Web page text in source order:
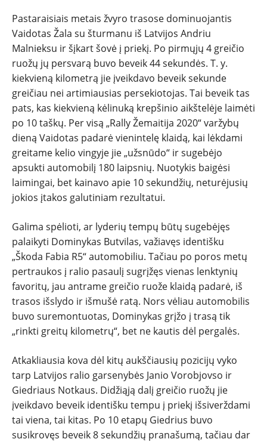
REPORTAŽAI
SPORTAS
PATARIMAI
ĮVAIRENYBĖS
Pastaraisiais metais žvyro trasose dominuojantis
Vaidotas Žala su šturmanu iš Latvijos Andriu
Malnieksu ir šįkart šovė į priekį. Po pirmųjų 4 greičio
ruožų jų persvarą buvo beveik 44 sekundės. T. y.
kiekvieną kilometrą jie įveikdavo beveik sekunde
greičiau nei artimiausias persekiotojas. Tai beveik tas
pats, kas kiekvieną kėlinuką krepšinio aikštelėje laimėti
po 10 taškų. Per visą „Rally Žemaitija 2020“ varžybų
dieną Vaidotas padarė vienintelę klaidą, kai lėkdami
greitame kelio vingyje jie „užsnūdo“ ir sugebėjo
apsukti automobilį 180 laipsnių. Nuotykis baigėsi
laimingai, bet kainavo apie 10 sekundžių, neturėjusių
jokios įtakos galutiniam rezultatui.
Galima spėlioti, ar lyderių tempų būtų sugebėjęs
palaikyti Dominykas Butvilas, važiavęs identišku
„Škoda Fabia R5“ automobiliu. Tačiau po poros metų
pertraukos į ralio pasaulį sugrįžęs vienas lenktynių
favoritų, jau antrame greičio ruože klaidą padarė, iš
trasos išslydo ir išmušė ratą. Nors vėliau automobilis
buvo suremontuotas, Dominykas grįžo į trasą tik
„rinkti greitų kilometrų“, bet ne kautis dėl pergalės.
Atkakliausia kova dėl kitų aukščiausių pozicijų vyko
tarp Latvijos ralio garsenybės Janio Vorobjovso ir
Giedriaus Notkaus. Didžiąją dalį greičio ruožų jie
įveikdavo beveik identišku tempu į priekį išsiverždami
tai viena, tai kitas. Po 10 etapų Giedrius buvo
susikrovęs beveik 8 sekundžių pranašumą, tačiau dar